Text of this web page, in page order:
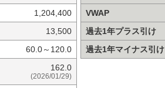
1,204,400
13,500
60.0～120.0
162.0
(2026/01/29)
VWAP
過去1年プラス引け
過去1年マイナス引け